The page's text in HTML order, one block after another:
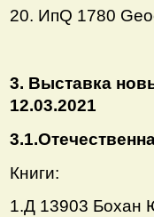
20. ИпQ 1780
3. Выставка
12.03.2021
Книги:
1.Д 13903 Бохан